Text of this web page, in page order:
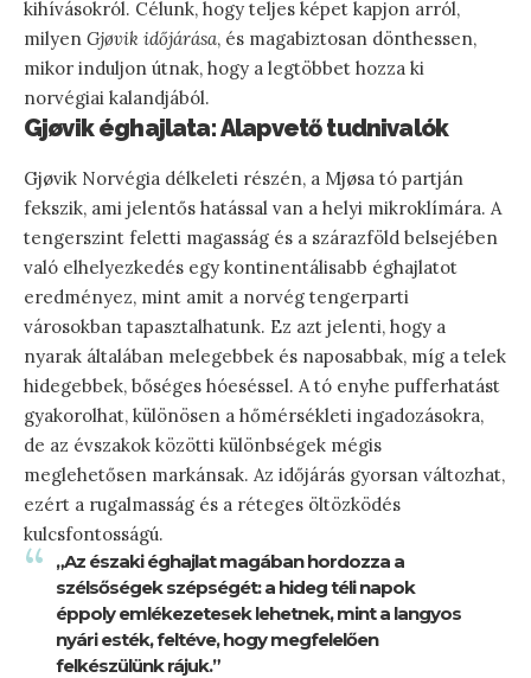
kihívásokról. Célunk, hogy teljes képet kapjon arról,
milyen Gjøvik időjárása, és magabiztosan dönthessen,
mikor induljon útnak, hogy a legtöbbet hozza ki
norvégiai kalandjából.
Gjøvik éghajlata: Alapvető tudnivalók
Gjøvik Norvégia délkeleti részén, a Mjøsa tó partján
fekszik, ami jelentős hatással van a helyi mikroklímára. A
tengerszint feletti magasság és a szárazföld belsejében
való elhelyezkedés egy kontinentálisabb éghajlatot
eredményez, mint amit a norvég tengerparti
városokban tapasztalhatunk. Ez azt jelenti, hogy a
nyarak általában melegebbek és naposabbak, míg a telek
hidegebbek, bőséges hóeséssel. A tó enyhe pufferhatást
gyakorolhat, különösen a hőmérsékleti ingadozásokra,
de az évszakok közötti különbségek mégis
meglehetősen markánsak. Az időjárás gyorsan változhat,
ezért a rugalmasság és a réteges öltözködés
kulcsfontosságú.
„Az északi éghajlat magában hordozza a
szélsőségek szépségét: a hideg téli napok
éppoly emlékezetesek lehetnek, mint a langyos
nyári esték, feltéve, hogy megfelelően
felkészülünk rájuk.”